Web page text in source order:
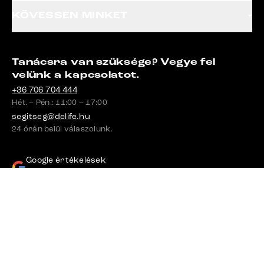
Tanácsra van szüksége? Vegye fel
velünk a kapcsolatot.
+36 706 704 444
Hét. – Pén.: 11:00 – 17:00
segitseg@delife.hu
24 órán belül válaszolunk.
Google értékelések